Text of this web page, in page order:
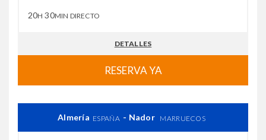
20H 30MIN DIRECTO
DETALLES
RESERVA YA
Almería ESPAÑA - Nador MARRUECOS